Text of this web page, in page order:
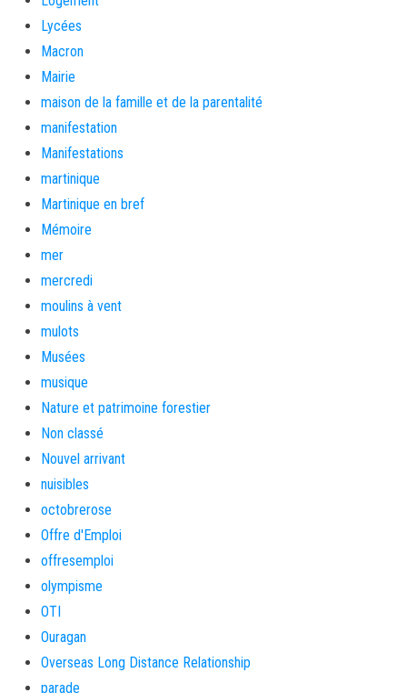
Lycées
Macron
Mairie
maison de la famille et de la parentalité
manifestation
Manifestations
martinique
Martinique en bref
Mémoire
mer
mercredi
moulins à vent
mulots
Musées
musique
Nature et patrimoine forestier
Non classé
Nouvel arrivant
nuisibles
octobrerose
Offre d'Emploi
offresemploi
olympisme
OTI
Ouragan
Overseas Long Distance Relationship
parade